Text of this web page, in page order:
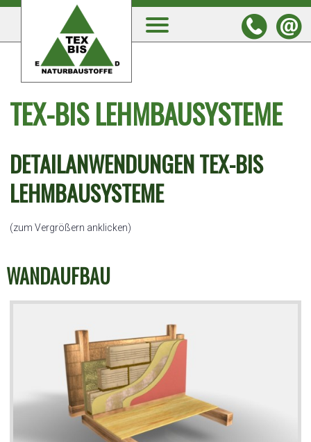
TEX-BIS LEHMBAUSYSTEME
DETAILANWENDUNGEN TEX-BIS
LEHMBAUSYSTEME
(zum Vergrößern anklicken)
WANDAUFBAU